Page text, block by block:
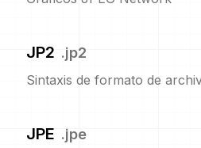
JP2 .jp2
Sintaxis de formato de
JPE .jpe